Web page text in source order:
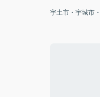
宇土市・宇城市